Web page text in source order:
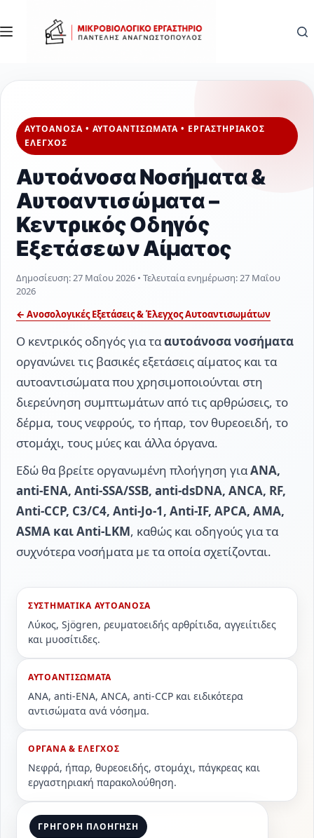
στο
περιεχόμενο
ΑΥΤΟΑΝΟΣΑ • ΑΥΤΟΑΝΤΙΣΩΜΑΤΑ • ΕΡΓΑΣΤΗΡΙΑΚΟΣ
ΕΛΕΓΧΟΣ
Αυτοάνοσα Νοσήματα &
Αυτοαντισώματα –
Κεντρικός Οδηγός
Εξετάσεων Αίματος
Δημοσίευση:27 Μαΐου 2026 • Τελευταία ενημέρωση:27 Μαΐου
2026
← Ανοσολογικές Εξετάσεις & Έλεγχος Αυτοαντισωμάτων
Ο κεντρικός οδηγός για τααυτοάνοσα νοσήματα
οργανώνει τις βασικές εξετάσεις αίματος και τα
αυτοαντισώματα που χρησιμοποιούνται στη
διερεύνηση συμπτωμάτων από τις αρθρώσεις, το
δέρμα, τους νεφρούς, το ήπαρ, τον θυρεοειδή, το
στομάχι, τους μύες και άλλα όργανα.
Εδώ θα βρείτε οργανωμένη πλοήγηση γιαANA,
anti-ENA, Anti-SSA/SSB, anti-dsDNA, ANCA, RF,
Anti-CCP, C3/C4, Anti-Jo-1, Anti-IF, APCA, AMA,
ASMA και Anti-LKM, καθώς και οδηγούς για τα
συχνότερα νοσήματα με τα οποία σχετίζονται.
ΣΥΣΤΗΜΑΤΙΚΑ ΑΥΤΟΑΝΟΣΑ
Λύκος, Sjögren, ρευματοειδής αρθρίτιδα, αγγειίτιδες
και μυοσίτιδες.
ΑΥΤΟΑΝΤΙΣΩΜΑΤΑ
ANA, anti-ENA, ANCA, anti-CCP και ειδικότερα
αντισώματα ανά νόσημα.
ΟΡΓΑΝΑ & ΕΛΕΓΧΟΣ
Νεφρά, ήπαρ, θυρεοειδής, στομάχι, πάγκρεας και
εργαστηριακή παρακολούθηση.
ΓΡΗΓΟΡΗ ΠΛΟΗΓΗΣΗ